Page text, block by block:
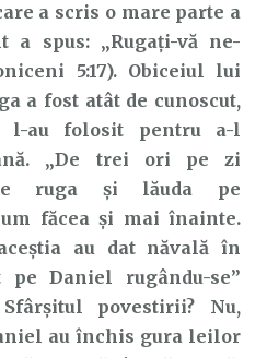
a scris o mare parte a
a spus: „Rugați-vă ne-
5:17). Obiceiul lui
a fost atât de cunoscut,
l-au folosit pentru a-l
„De trei ori pe zi
se ruga și lăuda pe
făcea și mai înainte.
au dat năvală în
pe Daniel rugându-se”
Sfârșitul povestirii? Nu,
au închis gura leilor